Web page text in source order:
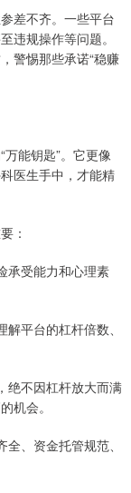
差不齐。一些平台
违规操作等问题。
警惕那些承诺“稳赚
能钥匙”。它更像
医生手中，才能精
：
承受能力和心理素
平台的杠杆倍数、
绝不因杠杆放大而满
机会。
、资金托管规范、